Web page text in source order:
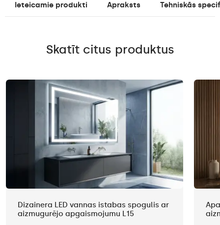
Ieteicamie produkti Apraksts Tehniskās
Skatīt citus produktus
Dizainera LED vannas istabas spogulis ar
aizmugurējo apgaismojumu L15